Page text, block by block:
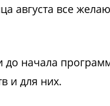
августа все
до начала
и для них.